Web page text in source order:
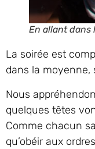
En allant dans
La soirée est
dans la moyenne,
Nous
quelques têtes
Comme chacun
qu’obéir aux